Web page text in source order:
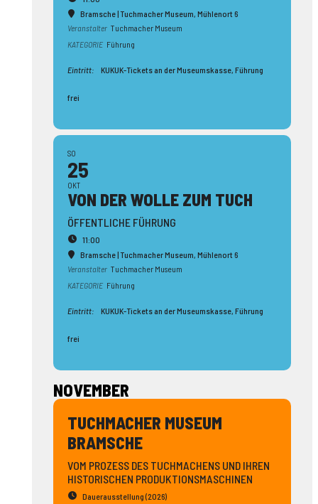
Bramsche | Tuchmacher Museum, Mühlenort 6
Veranstalter Tuchmacher Museum
KATEGORIE Führung
Eintritt: KUKUK-Tickets an der Museumskasse, Führung
frei
SO
25
OKT
VON DER WOLLE ZUM TUCH
ÖFFENTLICHE FÜHRUNG
11:00
Bramsche | Tuchmacher Museum, Mühlenort 6
Veranstalter Tuchmacher Museum
KATEGORIE Führung
Eintritt: KUKUK-Tickets an der Museumskasse, Führung
frei
NOVEMBER
TUCHMACHER MUSEUM
BRAMSCHE
VOM PROZESS DES TUCHMACHENS UND IHREN
HISTORISCHEN PRODUKTIONSMASCHINEN
Dauerausstellung (2026)